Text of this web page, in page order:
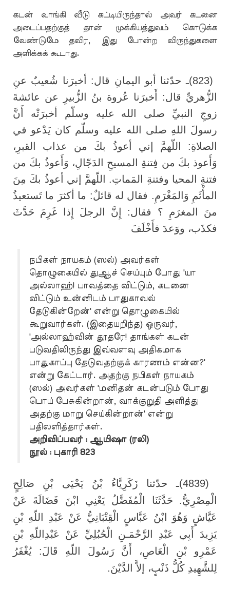
கடன் வாங்கி வீடு கட்டியிருந்தால் அவர் கடனை
அடைப்பதற்குத் தான் முக்கியத்துவம் கொடுக்க
வேண்டுமே தவிர, இது போன்ற விருந்துகளை
அளிக்கக் கூடாது.
(823)ـ حدّثنا أبو اليمانِ قال: أخبرَنا شُعيبٌ عنِ
الزُّهريِّ قال: أَخبرَنا عُروة بنُ الزُّبيرِ عن عائشةَ
زوجِ النبيِّ صلى الله عليه وسلّم أخبرَتْه أَنَّ
رسولَ اللهِ صلى الله عليه وسلّم كان يَدْعو في
الصلاةِ: اللّهمَّ إني أعوذُ بكَ من عذاب القبرِ،
وَأَعوذ بكَ من فِتنةِ المسيحِ الدَجّالِ، وَأَعوذُ بكَ من
فتنةِ المحيا وفتنةِ المَماتِ. اللّهمَّ إني أعوذُ بكَ مِنَ
المأْثَمِ وَالمَغْرَمِ. فقال له قائلٌ: ما أكثرَ ما تَستعيذُ
منَ المغرَمِ ؟ فقال: إِنَّ الرجلَ إِذا غَرِمَ حَدَّثَ
فكذَب، ووَعدَ فأَخْلَفَ
நபிகள் நாயகம் (ஸல்) அவர்கள்
தொழுகையில் துஆச் செய்யும் போது 'யா
அல்லாஹ்! பாவத்தை விட்டும், கடனை
விட்டும் உன்னிடம் பாதுகாவல்
தேடுகின்றேன்' என்று தொழுகையில்
கூறுவார்கள். (இதையறிந்த) ஒருவர்,
'அல்லாஹ்வின் தூதரே! தாங்கள் கடன்
படுவதிலிருந்து இவ்வளவு அதிகமாக
பாதுகாப்பு தேடுவதற்குக் காரணம் என்ன?'
என்று கேட்டார். அதற்கு நபிகள் நாயகம்
(ஸல்) அவர்கள் 'மனிதன் கடன்படும் போது
பொய் பேசுகின்றான், வாக்குறுதி அளித்து
அதற்கு மாறு செய்கின்றான்' என்று
பதிலளித்தார்கள்.
அறிவிப்பவர் : ஆயிஷா (ரலி)
நூல் : புகாரி 823
(4839)ـ حدّثنا زَكَرِيَّاءُ بْنُ يَحْيَى بْنِ صَالِحٍ
الْمِصْرِيُّ. حَدَّثَنَا الْمُفَضَّلُ يَعْنِي ابْنَ فَضَالَةَ عَنْ
عَيَّاشٍ وَهُوَ ابْنُ عَبَّاسٍ الْقِتْبَانِيُّ عَنْ عَبْدِ اللّهِ بْنِ
يَزِيدَ أَبِي عَبْدِ الرَّحْمَـنِ الْحُبُلِيِّ عَنْ عَبْدِاللّهِ بْنِ
عَمْرِو بْنِ الْعَاصِ، أَنَّ رَسُولَ اللّهِ قَالَ: يُغْفَرُ
لِلشَّهِيدِ كُلُّ ذَنْبٍ، إلاَّ الدَّيْنَ.